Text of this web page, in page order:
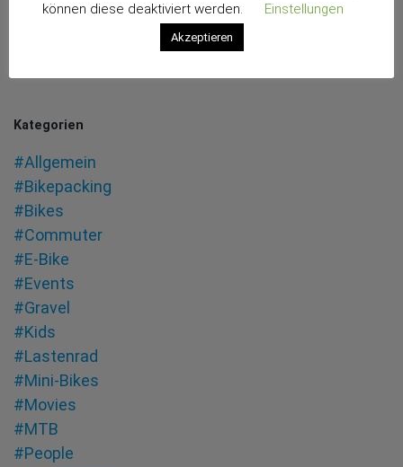
Kategorien
#Allgemein
#Bikepacking
#Bikes
#Commuter
#E-Bike
#Events
#Gravel
#Kids
#Lastenrad
#Mini-Bikes
#Movies
#MTB
#People
können diese deaktiviert werden.
Einstellungen
Akzeptieren